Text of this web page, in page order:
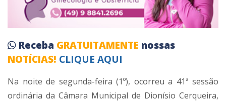
Receba GRATUITAMENTE nossas
NOTÍCIAS! CLIQUE AQUI
Na noite de segunda-feira (1º), ocorreu a 41ª sessão
ordinária da Câmara Municipal de Dionísio Cerqueira,